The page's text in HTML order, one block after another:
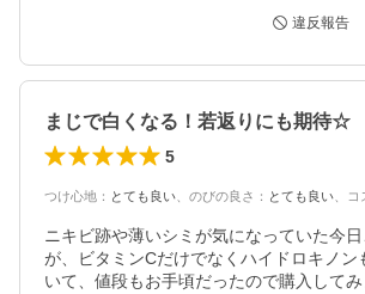
違反報告
まじで白くなる！若返りにも期待☆
5
つけ心地 ： とても良い のびの良さ ： とても良い コ
ニキビ跡や薄いシミが気になっていた今
が、ビタミンCだけでなくハイドロキノン
いて、値段もお手頃だったので購入して